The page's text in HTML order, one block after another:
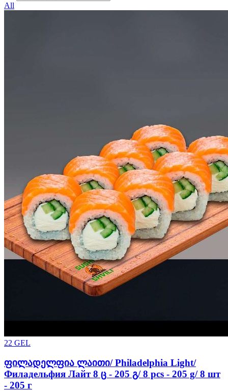
All
22 GEL
ფილადელფია ლაითი/ Philadelphia Light/
Филадельфия Лайт 8 ც - 205 გ/ 8 pcs - 205 g/ 8 шт
- 205 г